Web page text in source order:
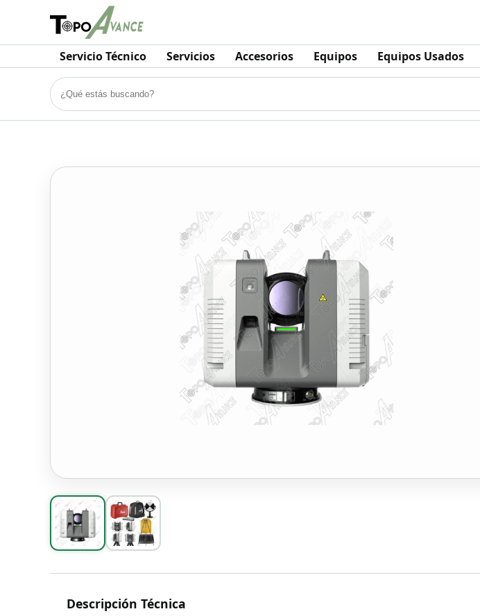
Servicio Técnico Servicios Accesorios Equipos Equipos Usados
Descripción Técnica